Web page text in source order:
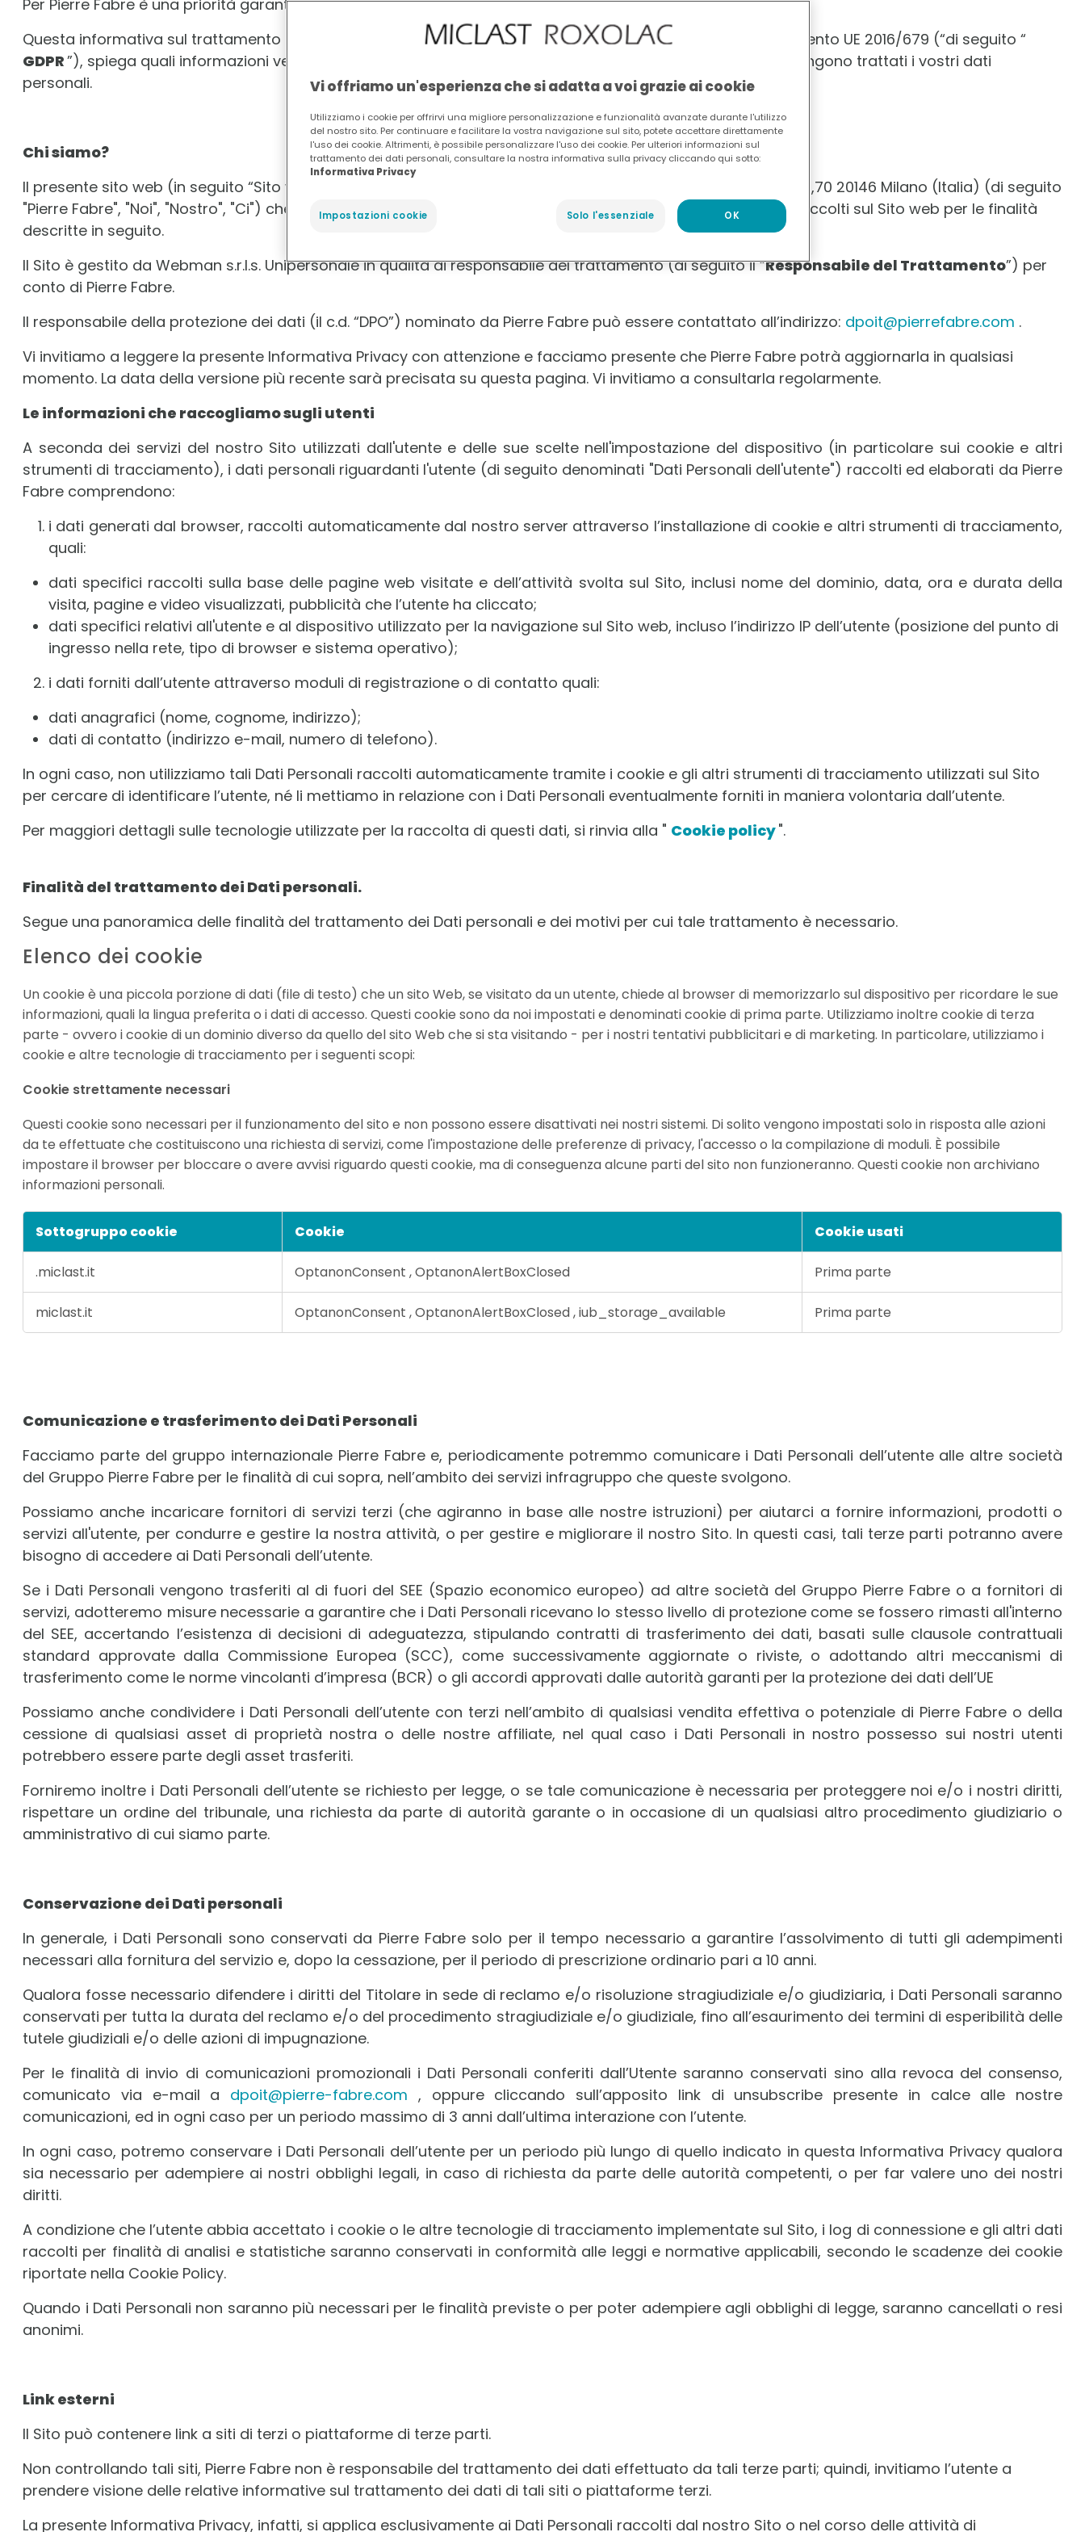
Per Pierre Fabre è una priorità garantire la protezione e la sicurezza dei dati dei propri utenti.
Questa informativa sul trattamento dei dati personali (di seguito “Informativa Privacy”) ai sensi del Regolamento UE 2016/679 (“di seguito “
GDPR”), spiega quali informazioni vengono raccolte quando visitate e utilizzate il nostro sito web e come vengono trattati i vostri dati
personali.
Chi siamo?
Il presente sito web (in seguito “Sito web”) è di Pierre Fabre Italia S.p.A. con Unico Azionista, Via G.Washington ,70 20146 Milano (Italia) (di seguito
"Pierre Fabre", "Noi", "Nostro", "Ci") che è il titolare del trattamento dei Dati personali che potrebbero essere raccolti sul Sito web per le finalità
descritte in seguito.
Il Sito è gestito da Webman s.r.l.s. Unipersonale in qualità di responsabile del trattamento (di seguito il “Responsabile del Trattamento”) per
conto di Pierre Fabre.
Il responsabile della protezione dei dati (il c.d. “DPO”) nominato da Pierre Fabre può essere contattato all’indirizzo: dpoit@pierrefabre.com .
Vi invitiamo a leggere la presente Informativa Privacy con attenzione e facciamo presente che Pierre Fabre potrà aggiornarla in qualsiasi
momento. La data della versione più recente sarà precisata su questa pagina. Vi invitiamo a consultarla regolarmente.
Le informazioni che raccogliamo sugli utenti
A seconda dei servizi del nostro Sito utilizzati dall'utente e delle sue scelte nell'impostazione del dispositivo (in particolare sui cookie e altri
strumenti di tracciamento), i dati personali riguardanti l'utente (di seguito denominati "Dati Personali dell'utente") raccolti ed elaborati da Pierre
Fabre comprendono:
i dati generati dal browser, raccolti automaticamente dal nostro server attraverso l’installazione di cookie e altri strumenti di tracciamento,
quali:
dati specifici raccolti sulla base delle pagine web visitate e dell’attività svolta sul Sito, inclusi nome del dominio, data, ora e durata della
visita, pagine e video visualizzati, pubblicità che l’utente ha cliccato;
dati specifici relativi all'utente e al dispositivo utilizzato per la navigazione sul Sito web, incluso l’indirizzo IP dell’utente (posizione del punto di
ingresso nella rete, tipo di browser e sistema operativo);
i dati forniti dall’utente attraverso moduli di registrazione o di contatto quali:
dati anagrafici (nome, cognome, indirizzo);
dati di contatto (indirizzo e-mail, numero di telefono).
In ogni caso, non utilizziamo tali Dati Personali raccolti automaticamente tramite i cookie e gli altri strumenti di tracciamento utilizzati sul Sito
per cercare di identificare l’utente, né li mettiamo in relazione con i Dati Personali eventualmente forniti in maniera volontaria dall’utente.
Per maggiori dettagli sulle tecnologie utilizzate per la raccolta di questi dati, si rinvia alla " Cookie policy".
Finalità del trattamento dei Dati personali.
Segue una panoramica delle finalità del trattamento dei Dati personali e dei motivi per cui tale trattamento è necessario.
Elenco dei cookie
Un cookie è una piccola porzione di dati (file di testo) che un sito Web, se visitato da un utente, chiede al browser di memorizzarlo sul dispositivo per ricordare le sue
informazioni, quali la lingua preferita o i dati di accesso. Questi cookie sono da noi impostati e denominati cookie di prima parte. Utilizziamo inoltre cookie di terza
parte - ovvero i cookie di un dominio diverso da quello del sito Web che si sta visitando - per i nostri tentativi pubblicitari e di marketing. In particolare, utilizziamo i
cookie e altre tecnologie di tracciamento per i seguenti scopi:
Cookie strettamente necessari
Questi cookie sono necessari per il funzionamento del sito e non possono essere disattivati ​​nei nostri sistemi. Di solito vengono impostati solo in risposta alle azioni
da te effettuate che costituiscono una richiesta di servizi, come l'impostazione delle preferenze di privacy, l'accesso o la compilazione di moduli. È possibile
impostare il browser per bloccare o avere avvisi riguardo questi cookie, ma di conseguenza alcune parti del sito non funzioneranno. Questi cookie non archiviano
informazioni personali.
strettamente
Sottogruppo cookie Cookie Cookie usati
.miclast.it OptanonConsent ,OptanonAlertBoxClosed Prima parte
miclast.it OptanonConsent ,OptanonAlertBoxClosed,iub_storage_available Prima parte
Comunicazione e trasferimento dei Dati Personali
Facciamo parte del gruppo internazionale Pierre Fabre e, periodicamente potremmo comunicare i Dati Personali dell’utente alle altre società
del Gruppo Pierre Fabre per le finalità di cui sopra, nell’ambito dei servizi infragruppo che queste svolgono.
Possiamo anche incaricare fornitori di servizi terzi (che agiranno in base alle nostre istruzioni) per aiutarci a fornire informazioni, prodotti o
servizi all'utente, per condurre e gestire la nostra attività, o per gestire e migliorare il nostro Sito. In questi casi, tali terze parti potranno avere
bisogno di accedere ai Dati Personali dell’utente.
Se i Dati Personali vengono trasferiti al di fuori del SEE (Spazio economico europeo) ad altre società del Gruppo Pierre Fabre o a fornitori di
servizi, adotteremo misure necessarie a garantire che i Dati Personali ricevano lo stesso livello di protezione come se fossero rimasti all'interno
del SEE, accertando l’esistenza di decisioni di adeguatezza, stipulando contratti di trasferimento dei dati, basati sulle clausole contrattuali
standard approvate dalla Commissione Europea (SCC), come successivamente aggiornate o riviste, o adottando altri meccanismi di
trasferimento come le norme vincolanti d’impresa (BCR) o gli accordi approvati dalle autorità garanti per la protezione dei dati dell’UE
Possiamo anche condividere i Dati Personali dell’utente con terzi nell’ambito di qualsiasi vendita effettiva o potenziale di Pierre Fabre o della
cessione di qualsiasi asset di proprietà nostra o delle nostre affiliate, nel qual caso i Dati Personali in nostro possesso sui nostri utenti
potrebbero essere parte degli asset trasferiti.
Forniremo inoltre i Dati Personali dell’utente se richiesto per legge, o se tale comunicazione è necessaria per proteggere noi e/o i nostri diritti,
rispettare un ordine del tribunale, una richiesta da parte di autorità garante o in occasione di un qualsiasi altro procedimento giudiziario o
amministrativo di cui siamo parte.
Conservazione dei Dati personali
In generale, i Dati Personali sono conservati da Pierre Fabre solo per il tempo necessario a garantire l’assolvimento di tutti gli adempimenti
necessari alla fornitura del servizio e, dopo la cessazione, per il periodo di prescrizione ordinario pari a 10 anni.
Qualora fosse necessario difendere i diritti del Titolare in sede di reclamo e/o risoluzione stragiudiziale e/o giudiziaria, i Dati Personali saranno
conservati per tutta la durata del reclamo e/o del procedimento stragiudiziale e/o giudiziale, fino all’esaurimento dei termini di esperibilità delle
tutele giudiziali e/o delle azioni di impugnazione.
Per le finalità di invio di comunicazioni promozionali i Dati Personali conferiti dall’Utente saranno conservati sino alla revoca del consenso,
comunicato via e-mail a dpoit@pierre-fabre.com , oppure cliccando sull’apposito link di unsubscribe presente in calce alle nostre
comunicazioni, ed in ogni caso per un periodo massimo di 3 anni dall’ultima interazione con l’utente.
In ogni caso, potremo conservare i Dati Personali dell’utente per un periodo più lungo di quello indicato in questa Informativa Privacy qualora
sia necessario per adempiere ai nostri obblighi legali, in caso di richiesta da parte delle autorità competenti, o per far valere uno dei nostri
diritti.
A condizione che l’utente abbia accettato i cookie o le altre tecnologie di tracciamento implementate sul Sito, i log di connessione e gli altri dati
raccolti per finalità di analisi e statistiche saranno conservati in conformità alle leggi e normative applicabili, secondo le scadenze dei cookie
riportate nella Cookie Policy.
Quando i Dati Personali non saranno più necessari per le finalità previste o per poter adempiere agli obblighi di legge, saranno cancellati o resi
anonimi.
Link esterni
Il Sito può contenere link a siti di terzi o piattaforme di terze parti.
Non controllando tali siti, Pierre Fabre non è responsabile del trattamento dei dati effettuato da tali terze parti; quindi, invitiamo l’utente a
prendere visione delle relative informative sul trattamento dei dati di tali siti o piattaforme terzi.
La presente Informativa Privacy, infatti, si applica esclusivamente ai Dati Personali raccolti dal nostro Sito o nel corso delle attività di
Vi offriamo un'esperienza che si adatta a voi grazie ai cookie
Utilizziamo i cookie per offrirvi una migliore personalizzazione e funzionalità avanzate durante l'utilizzo
del nostro sito. Per continuare e facilitare la vostra navigazione sul sito, potete accettare direttamente
l'uso dei cookie. Altrimenti, è possibile personalizzare l'uso dei cookie. Per ulteriori informazioni sul
trattamento dei dati personali, consultare la nostra informativa sulla privacy cliccando qui sotto:
Informativa Privacy
Impostazioni cookie Solo l'essenziale OK